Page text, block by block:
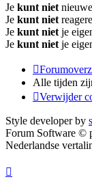
Je kunt niet
Je kunt niet
Je kunt niet je
Je kunt niet je
Alle tijden
Verwijder
Style developer by
Forum Software ©
Nederlandse